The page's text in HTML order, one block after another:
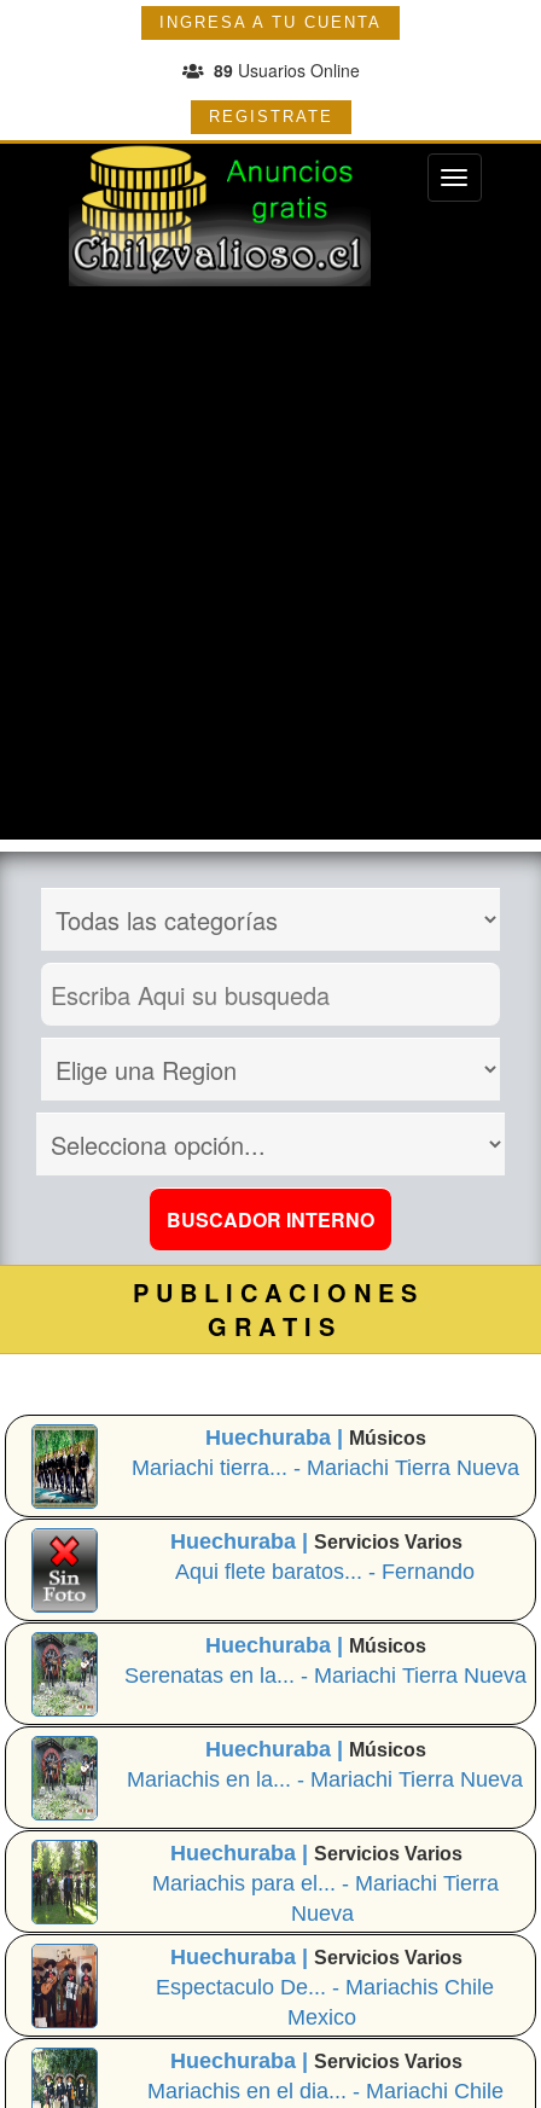
INGRESA A TU CUENTA
89Usuarios Online
REGISTRATE
Menu
P U B L I C A C I O N E S
G R A T I S
Huechuraba | Músicos
Mariachi tierra... - Mariachi Tierra Nueva
Huechuraba | Servicios Varios
Aqui flete baratos... - Fernando
Huechuraba | Músicos
Serenatas en la... - Mariachi Tierra Nueva
Huechuraba | Músicos
Mariachis en la... - Mariachi Tierra Nueva
Huechuraba | Servicios Varios
Mariachis para el... - Mariachi Tierra
Nueva
Huechuraba |
Servicios Varios
Espectaculo De... - Mariachis Chile
Mexico
Huechuraba |
Servicios Varios
Mariachis en el dia... - Mariachi Chile